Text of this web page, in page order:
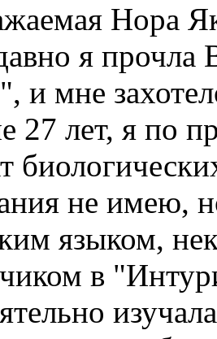
Нора
я прочла
и мне
лет, я по
не имею,
языком,
в